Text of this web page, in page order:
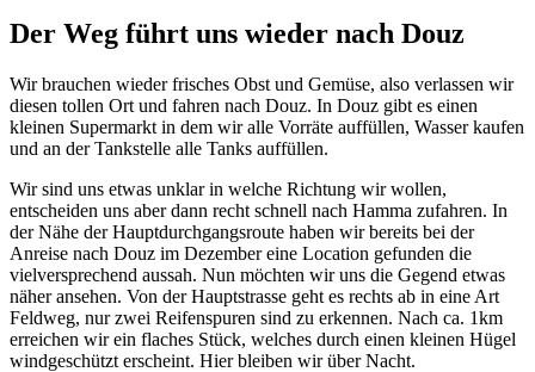
Der Weg führt uns wieder nach Douz
Wir brauchen wieder frisches Obst und Gemüse, also verlassen wir
diesen tollen Ort und fahren nach Douz. In Douz gibt es einen
kleinen Supermarkt in dem wir alle Vorräte auffüllen, Wasser kaufen
und an der Tankstelle alle Tanks auffüllen.
Wir sind uns etwas unklar in welche Richtung wir wollen,
entscheiden uns aber dann recht schnell nach Hamma zufahren. In
der Nähe der Hauptdurchgangsroute haben wir bereits bei der
Anreise nach Douz im Dezember eine Location gefunden die
vielversprechend aussah. Nun möchten wir uns die Gegend etwas
näher ansehen. Von der Hauptstrasse geht es rechts ab in eine Art
Feldweg, nur zwei Reifenspuren sind zu erkennen. Nach ca. 1km
erreichen wir ein flaches Stück, welches durch einen kleinen Hügel
windgeschützt erscheint. Hier bleiben wir über Nacht.